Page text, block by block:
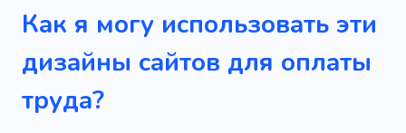
Как я могу использовать эти
дизайны сайтов для оплаты
труда?